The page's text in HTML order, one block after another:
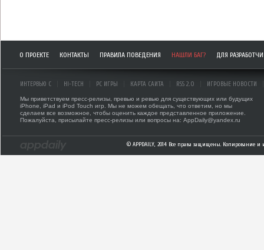
О ПРОЕКТЕ КОНТАКТЫ ПРАВИЛА ПОВЕДЕНИЯ НАШЛИ БАГ? ДЛЯ
ИНТЕРВЬЮ С HI-TECH PC ИГРЫ КАРТА САЙТА RSS 2.0 ИГРОВЫЕ НОВОСТИ
Мы приветствуем пресс-релизы, превью и ревью для существующих или будущих
iPhone, iPad и iPod Touch игр. Мы не можем обещать, что ответим, но мы
сделаем все возможное, чтобы оценить каждое представленное приложение.
Пожалуйста, присылайте пресс-релизы или вопросы на: AppDaily@yandex.ru
© APPDAILY, 2014 Все права защищены. Копирование и